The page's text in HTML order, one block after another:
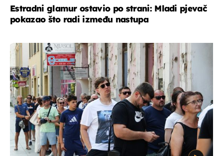
Estradni glamur ostavio po strani: Mladi pjevač
pokazao što radi između nastupa